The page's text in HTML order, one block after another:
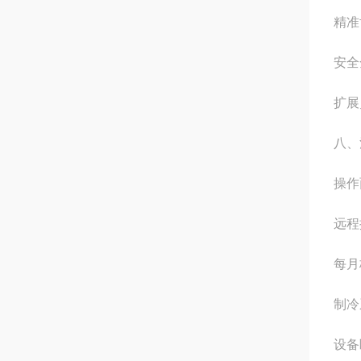
精
安
扩
八
操
远
每
制
设